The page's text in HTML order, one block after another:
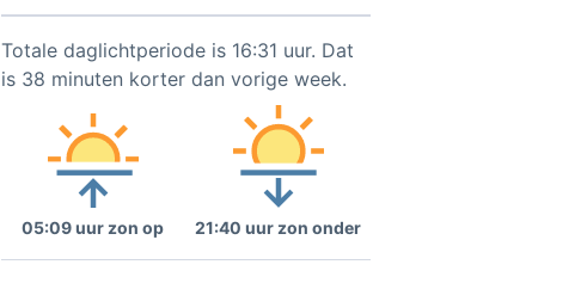
Totale daglichtperiode is 16:31 uur. Dat
is 38 minuten korter dan vorige week.
05:09 uur zon op 21:40 uur zon onder